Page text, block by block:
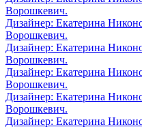
Ворошкевич.
Дизайнер: Екатерина
Ворошкевич.
Дизайнер: Екатерина
Ворошкевич.
Дизайнер: Екатерина
Ворошкевич.
Дизайнер: Екатерина
Ворошкевич.
Дизайнер: Екатерина